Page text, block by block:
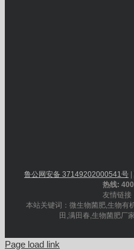
鲁公网安备 37149202000541号 |
热线:
友情链接
本站关键词：微生物菌肥,生物有
田,满田春,生物菌肥厂
Page load link